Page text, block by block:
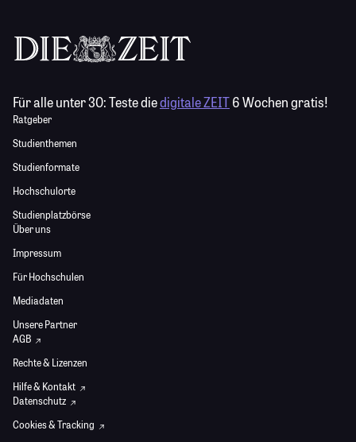
Für alle unter 30:Teste diedigitale ZEIT6 Wochen gratis!
Ratgeber
Studienthemen
Studienformate
Hochschulorte
Studienplatzbörse
Über uns
Impressum
Für Hochschulen
Mediadaten
Unsere Partner
AGB
Rechte & Lizenzen
Hilfe & Kontakt
Datenschutz
Cookies & Tracking